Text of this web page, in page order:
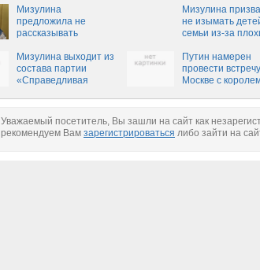
Мизулина
предложила не
рассказывать
коррупции в РФ
Мизулина
не изымать
семьи из-за
Мизулина выходит из
состава партии
«Справедливая
Путин намерен
провести
Москве с
Уважаемый посетитель, Вы зашли на сайт как
рекомендуем Вам зарегистрироваться либо зайти на